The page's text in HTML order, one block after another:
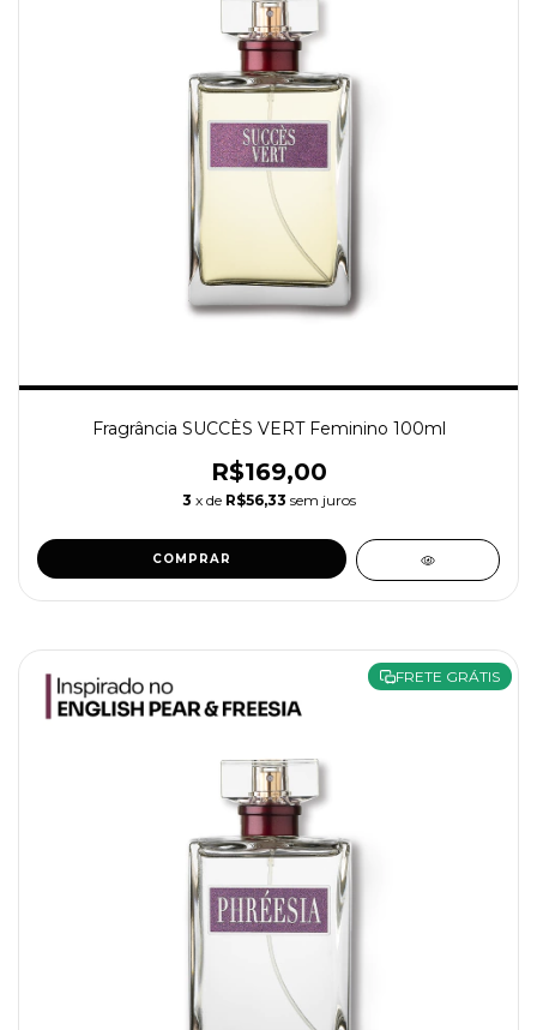
Fragrância SUCCÈS VERT Feminino 100ml
R$169,00
3 x de R$56,33 sem juros
COMPRAR
FRETE GRÁTIS